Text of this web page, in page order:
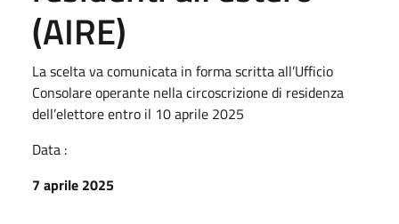
(AIRE)
La scelta va comunicata in forma scritta all’Ufficio
Consolare operante nella circoscrizione di residenza
dell’elettore entro il 10 aprile 2025
Data :
7 aprile 2025